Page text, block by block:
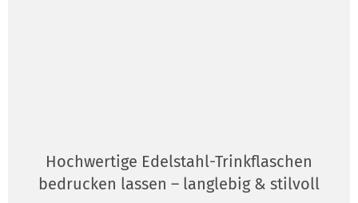
Hochwertige Edelstahl-Trinkflaschen
bedrucken lassen – langlebig & stilvoll